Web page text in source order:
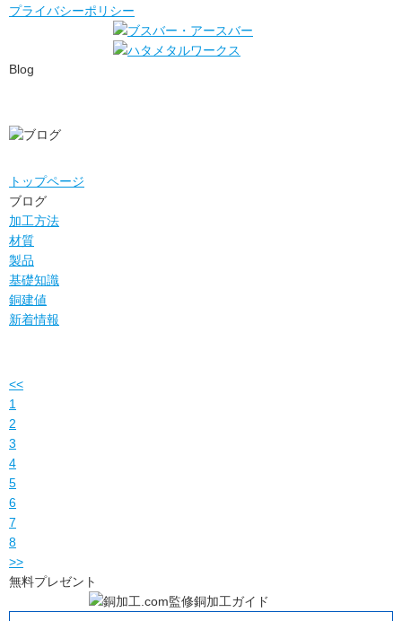
プライバシーポリシー
Blog
トップページ
ブログ
加工方法
材質
製品
基礎知識
銅建値
新着情報
<<
1
2
3
4
5
6
7
8
>>
無料プレゼント